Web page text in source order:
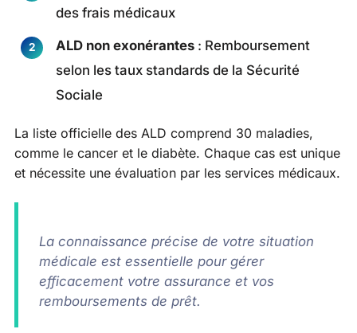
des frais médicaux
ALD non exonérantes : Remboursement
selon les taux standards de la Sécurité
Sociale
La liste officielle des ALD comprend 30 maladies,
comme le cancer et le diabète. Chaque cas est unique
et nécessite une évaluation par les services médicaux.
La connaissance précise de votre situation
médicale est essentielle pour gérer
efficacement votre assurance et vos
remboursements de prêt.